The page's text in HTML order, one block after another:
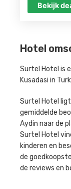
Hotel
Surtel Hotel is
Kusadasi in
Surtel Hotel
gemiddelde
Aydin naar de
Surtel Hotel
kinderen en
de
de reviews en
Bekijk